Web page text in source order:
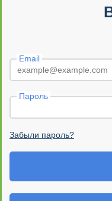
Email
Пароль
Забыли пароль?